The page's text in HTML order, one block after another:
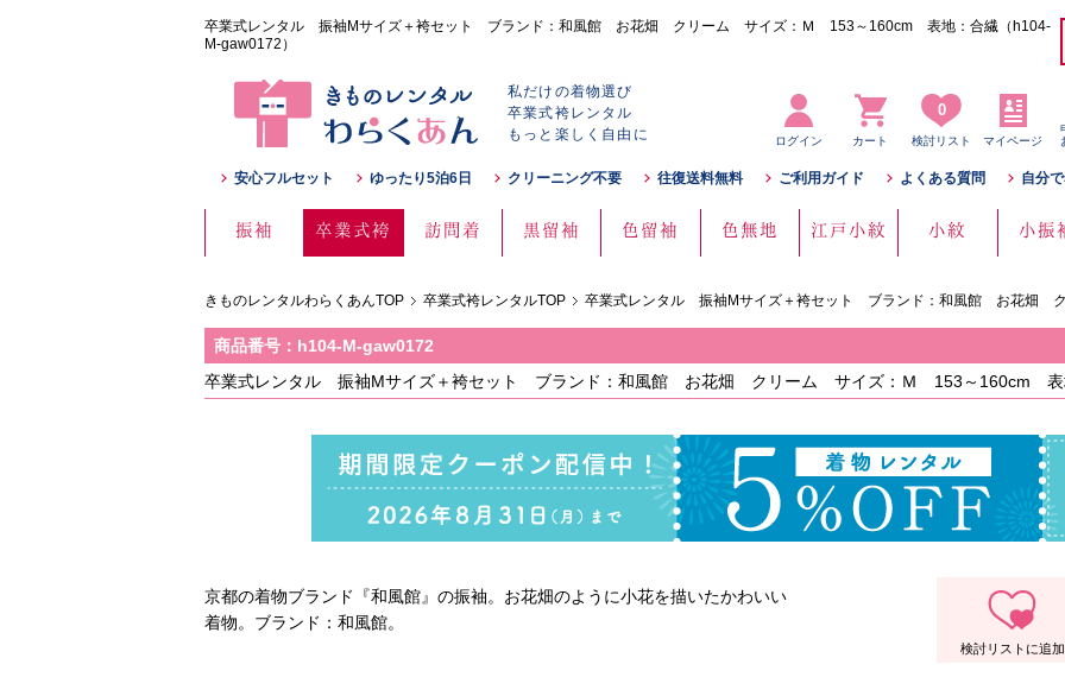
卒業式レンタル 振袖Mサイズ＋袴セット ブランド：和風館 お花畑 クリーム サイズ：Ｍ 153～160cm 表地：合繊（h104-
M-gaw0172）
私だけの着物選び
卒業式袴レンタル
もっと楽しく自由に
ログイン カート
0
検討リスト マイページ
安心フルセット ゆったり5泊6日 クリーニング不要 往復送料無料 ご利用ガイド よくある質問 自分
振袖 卒業式袴 訪問着 黒留袖 色留袖 色無地 江戸小紋 小紋 小振
きものレンタルわらくあんTOP 卒業式袴レンタルTOP 卒業式レンタル 振袖Mサイズ＋袴セット ブランド：和風館 お花畑
商品番号：h104-M-gaw0172
卒業式レンタル 振袖Mサイズ＋袴セット ブランド：和風館 お花畑 クリーム サイズ：Ｍ 153～160cm 表
京都の着物ブランド『和風館』の振袖。お花畑のように小花を描いたかわいい
着物。ブランド：和風館。